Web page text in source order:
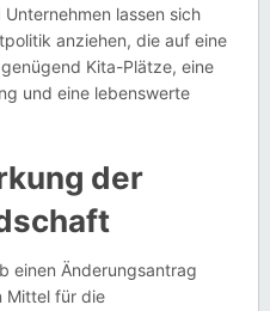
lassen sich
anziehen, die auf eine
Kita-Plätze, eine
und eine lebenswerte
der
einen Änderungsantrag
Mittel für die